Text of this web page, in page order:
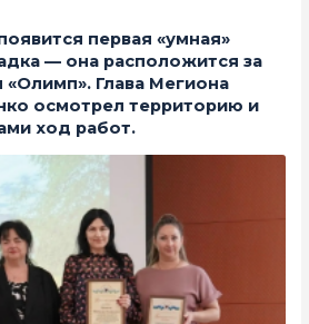
первая «умная»
— она расположится за
Глава Мегиона
осмотрел территорию и
ход работ.